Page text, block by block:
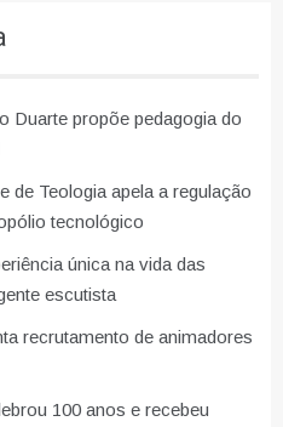
Duarte propõe pedagogia do
de Teologia apela a regulação
tecnológico
única na vida das
escutista
recrutamento de animadores
100 anos e recebeu